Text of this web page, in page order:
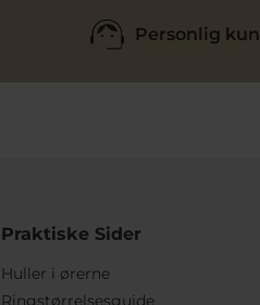
Personlig
Praktiske Sider
Huller i ørerne
Ringstørrelsesguide